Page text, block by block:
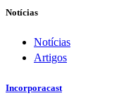
Notícias
Notícias
Artigos
Incorporacast